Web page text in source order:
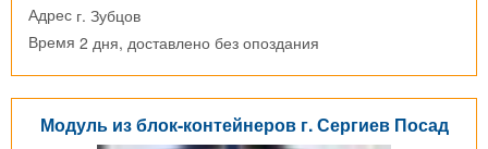
Адрес г. Зубцов
Время 2 дня, доставлено без опоздания
Модуль из блок-контейнеров г. Сергиев Посад